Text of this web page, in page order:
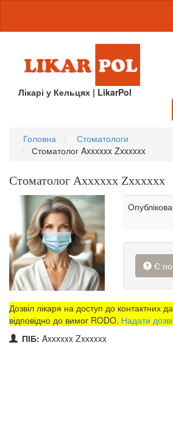
Лікарі у Кельцях | LikarPol
Головна
Стоматологи
Стоматолог Axxxxxx Zxxxxxx
Стоматолог Axxxxxx Zxxxxxx
Є
Дозвіл лікаря на доступ до контактних
відповідно до вимог RODO. Надати
ПІБ: Axxxxxx Zxxxxxx